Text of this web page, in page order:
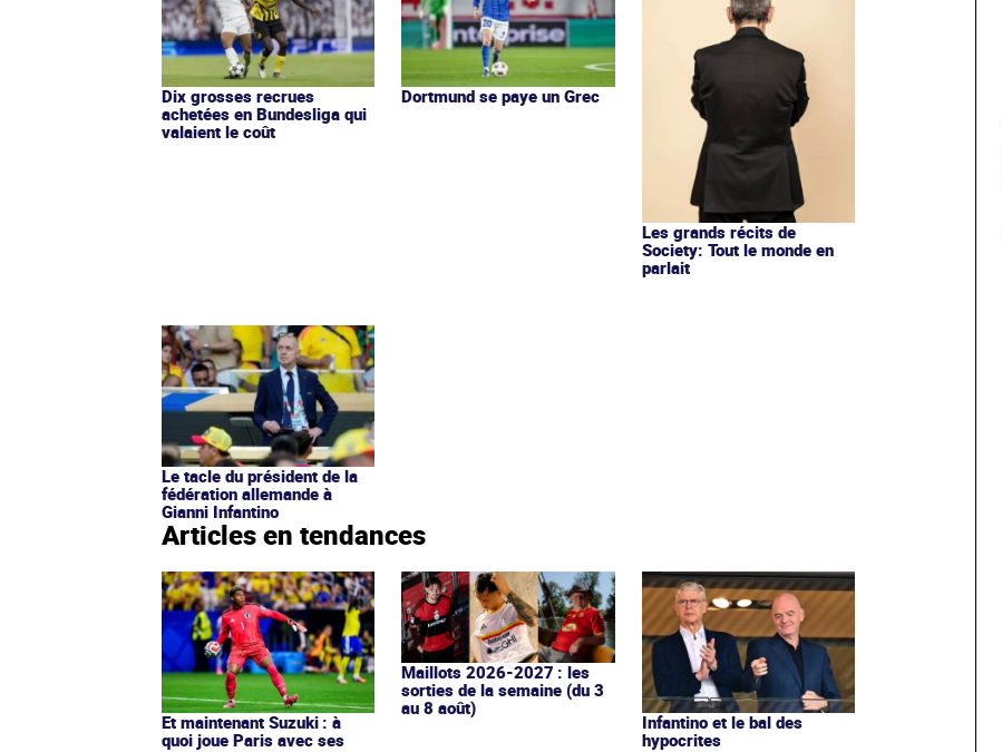
Dix grosses recrues
achetées en Bundesliga qui
valaient le coût
Dortmund se paye un Grec
Les grands récits de
Society: Tout le monde en
parlait
Le tacle du président de la
fédération allemande à
Gianni Infantino
Articles en tendances
Et maintenant Suzuki : à
quoi joue Paris avec ses
Maillots 2026-2027 : les
sorties de la semaine (du 3
au 8 août)
Infantino et le bal des
hypocrites